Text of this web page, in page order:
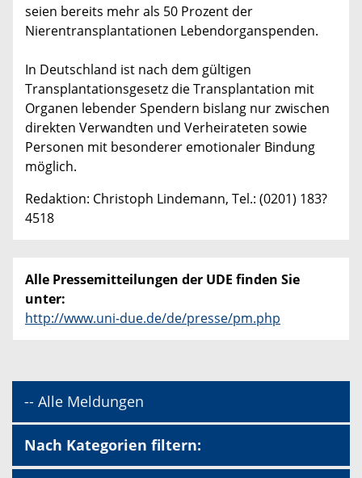
seien bereits mehr als 50 Prozent der
Nierentransplantationen Lebendorganspenden.
In Deutschland ist nach dem gültigen
Transplantationsgesetz die Transplantation mit
Organen lebender Spendern bislang nur zwischen
direkten Verwandten und Verheirateten sowie
Personen mit besonderer emotionaler Bindung
möglich.
Redaktion: Christoph Lindemann, Tel.: (0201) 183?
4518
Alle Pressemitteilungen der UDE finden Sie
unter:
http://www.uni-due.de/de/presse/pm.php
-- Alle Meldungen
Nach Kategorien filtern: